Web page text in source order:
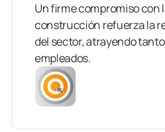
Un firme compromiso con
construcción refuerza la
del sector, atrayendo
empleados.